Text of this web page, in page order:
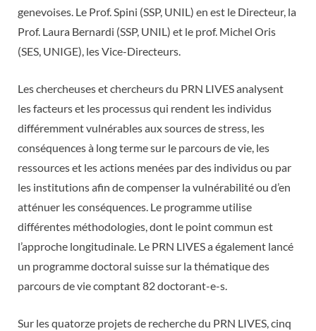
genevoises. Le Prof. Spini (SSP, UNIL) en est le Directeur, la
Prof. Laura Bernardi (SSP, UNIL) et le prof. Michel Oris
(SES, UNIGE), les Vice-Directeurs.
Les chercheuses et chercheurs du PRN LIVES analysent
les facteurs et les processus qui rendent les individus
différemment vulnérables aux sources de stress, les
conséquences à long terme sur le parcours de vie, les
ressources et les actions menées par des individus ou par
les institutions afin de compenser la vulnérabilité ou d’en
atténuer les conséquences. Le programme utilise
différentes méthodologies, dont le point commun est
l’approche longitudinale. Le PRN LIVES a également lancé
un programme doctoral suisse sur la thématique des
parcours de vie comptant 82 doctorant-e-s.
Sur les quatorze projets de recherche du PRN LIVES, cinq